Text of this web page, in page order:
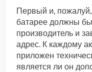
Первый и,
батарее должны
производитель и
адрес. К каждому
приложен
является ли он